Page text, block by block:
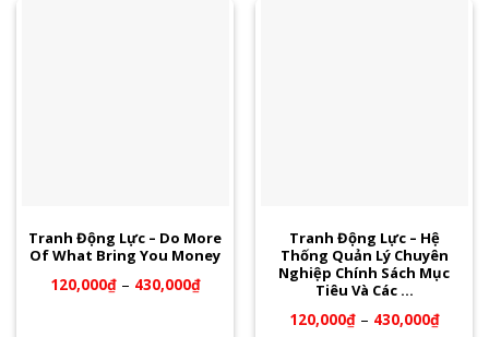
Tranh Động Lực – Do More
Of What Bring You Money
120,000₫– 430,000₫
Tranh Động Lực – Hệ
Thống Quản Lý Chuyên
Nghiệp Chính Sách Mục
Tiêu Và Các …
120,000₫– 430,000₫